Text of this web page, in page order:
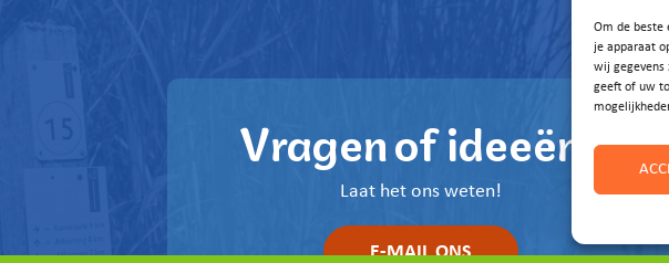
Om de beste
je apparaat
wij gegevens
geeft of uw
Vragen of ideeën?
Laat het ons weten!
E-MAIL ONS